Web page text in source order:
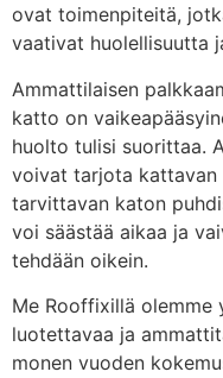
ovat toimenpiteitä,
vaativat huolellisuutta
Ammattilaisen
katto on
huolto tulisi suorittaa.
voivat tarjota kattavan
tarvittavan katon
voi säästää aikaa ja
tehdään oikein.
Me Rooffixillä
luotettavaa ja
monen vuoden